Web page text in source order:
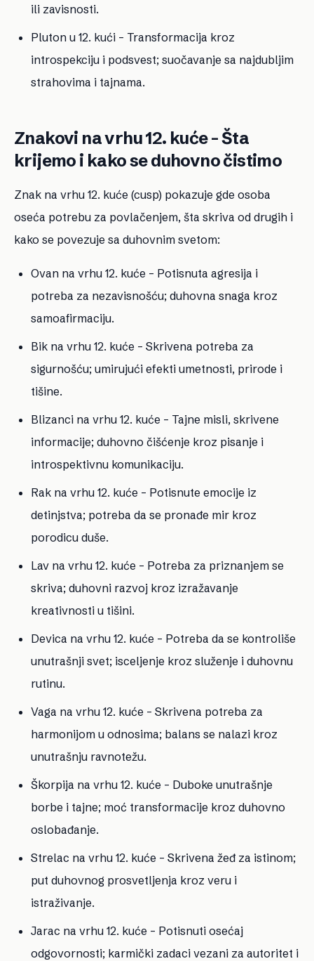
ili zavisnosti.
Pluton u 12. kući – Transformacija kroz
introspekciju i podsvest; suočavanje sa najdubljim
strahovima i tajnama.
Znakovi na vrhu 12. kuće – Šta
krijemo i kako se duhovno čistimo
Znak na vrhu 12. kuće (cusp) pokazuje gde osoba
oseća potrebu za povlačenjem, šta skriva od drugih i
kako se povezuje sa duhovnim svetom:
Ovan na vrhu 12. kuće – Potisnuta agresija i
potreba za nezavisnošću; duhovna snaga kroz
samoafirmaciju.
Bik na vrhu 12. kuće – Skrivena potreba za
sigurnošću; umirujući efekti umetnosti, prirode i
tišine.
Blizanci na vrhu 12. kuće – Tajne misli, skrivene
informacije; duhovno čišćenje kroz pisanje i
introspektivnu komunikaciju.
Rak na vrhu 12. kuće – Potisnute emocije iz
detinjstva; potreba da se pronađe mir kroz
porodicu duše.
Lav na vrhu 12. kuće – Potreba za priznanjem se
skriva; duhovni razvoj kroz izražavanje
kreativnosti u tišini.
Devica na vrhu 12. kuće – Potreba da se kontroliše
unutrašnji svet; isceljenje kroz služenje i duhovnu
rutinu.
Vaga na vrhu 12. kuće – Skrivena potreba za
harmonijom u odnosima; balans se nalazi kroz
unutrašnju ravnotežu.
Škorpija na vrhu 12. kuće – Duboke unutrašnje
borbe i tajne; moć transformacije kroz duhovno
oslobađanje.
Strelac na vrhu 12. kuće – Skrivena žeđ za istinom;
put duhovnog prosvetljenja kroz veru i
istraživanje.
Jarac na vrhu 12. kuće – Potisnuti osećaj
odgovornosti; karmički zadaci vezani za autoritet i